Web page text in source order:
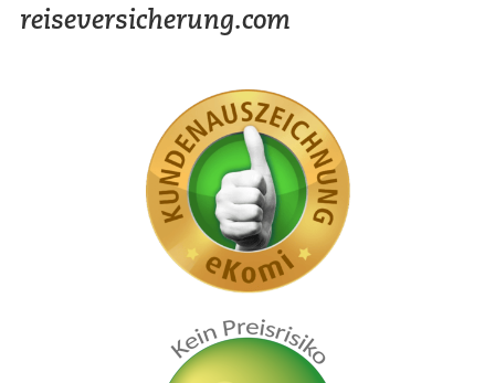
reiseversicherung.com